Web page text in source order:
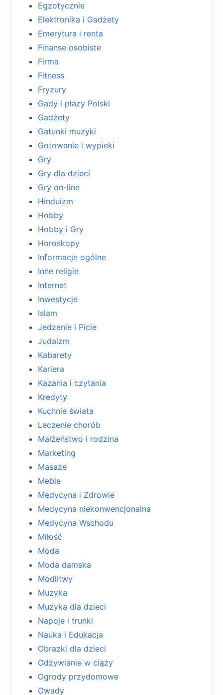
Egzotycznie
Elektronika i Gadżety
Emerytura i renta
Finanse osobiste
Firma
Fitness
Fryzury
Gady i płazy Polski
Gadżety
Gatunki muzyki
Gotowanie i wypieki
Gry
Gry dla dzieci
Gry on-line
Hinduizm
Hobby
Hobby i Gry
Horoskopy
Informacje ogólne
Inne religie
Internet
Inwestycje
Islam
Jedzenie i Picie
Judaizm
Kabarety
Kariera
Kazania i czytania
Kredyty
Kuchnie świata
Leczenie chorób
Małżeństwo i rodzina
Marketing
Masaże
Meble
Medycyna i Zdrowie
Medycyna niekonwencjonalna
Medycyna Wschodu
Miłość
Moda
Moda damska
Modlitwy
Muzyka
Muzyka dla dzieci
Napoje i trunki
Nauka i Edukacja
Obrazki dla dzieci
Odżywianie w ciąży
Ogrody przydomowe
Owady